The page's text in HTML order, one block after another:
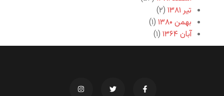
تیر ۱۳۸۱
(۲)
بهمن ۱۳۸۰
(۱)
آبان ۱۳۶۴
(۱)